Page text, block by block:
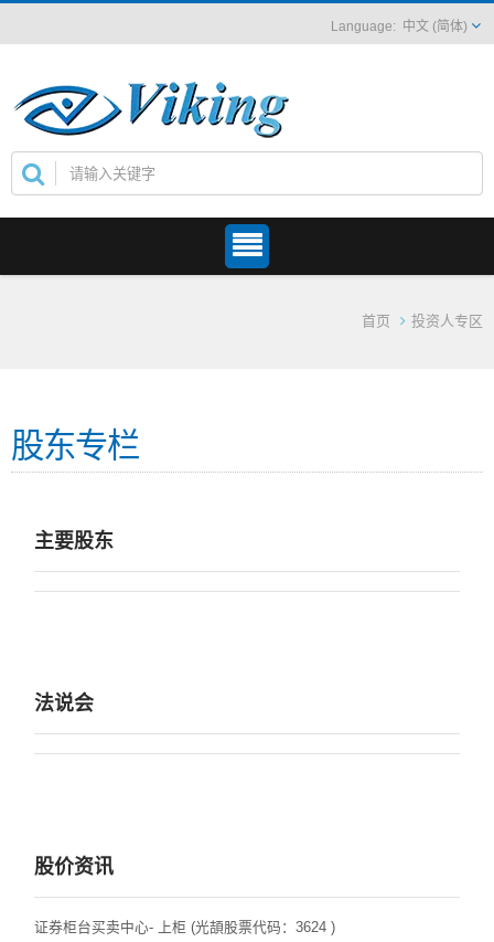
中文 (简体)
首页 投资人专区
股东专栏
主要股东
法说会
股价资讯
证券柜台买卖中心- 上柜 (光頡股票代码：3624 )